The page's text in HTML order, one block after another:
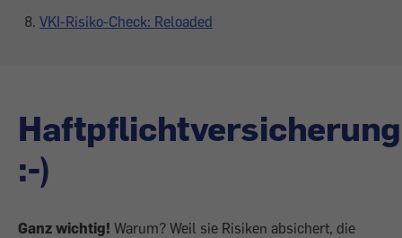
VKI-Risiko-Check: Reloaded
Haftpflichtversicherung
:-)
Ganz wichtig! Warum? Weil sie Risiken absichert, die